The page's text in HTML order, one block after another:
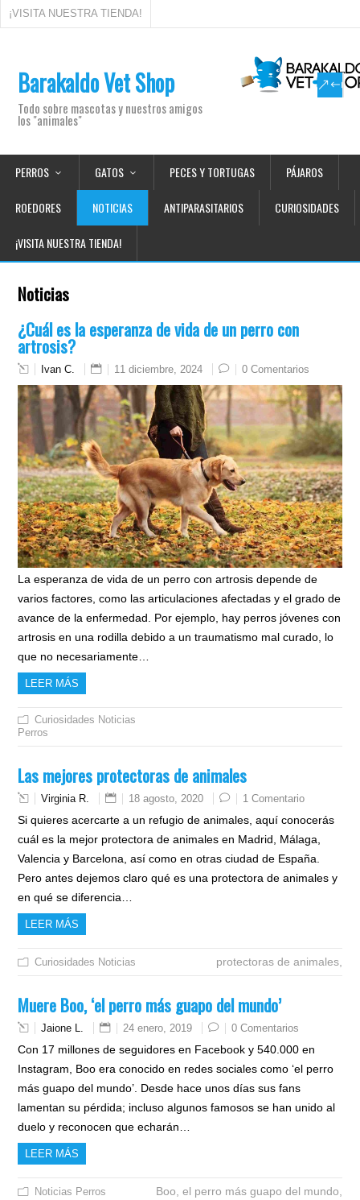
¡VISITA NUESTRA TIENDA!
Barakaldo Vet Shop
Todo sobre mascotas y nuestros amigos
los "animales"
PERROS GATOS PECES Y TORTUGAS PÁJAROS
ROEDORES NOTICIAS ANTIPARASITARIOS CURIOSIDADES
¡VISITA NUESTRA TIENDA!
Noticias
¿Cuál es la esperanza de vida de un perro con
artrosis?
Ivan C. 11 diciembre, 2024 0 Comentarios
La esperanza de vida de un perro con artrosis depende de
varios factores, como las articulaciones afectadas y el grado de
avance de la enfermedad. Por ejemplo, hay perros jóvenes con
artrosis en una rodilla debido a un traumatismo mal curado, lo
que no necesariamente…
LEER MÁS
Curiosidades Noticias
Perros
Las mejores protectoras de animales
Virginia R. 18 agosto, 2020 1 Comentario
Si quieres acercarte a un refugio de animales, aquí conocerás
cuál es la mejor protectora de animales en Madrid, Málaga,
Valencia y Barcelona, así como en otras ciudad de España.
Pero antes dejemos claro qué es una protectora de animales y
en qué se diferencia…
LEER MÁS
Curiosidades Noticias protectoras de animales,
Muere Boo, ‘el perro más guapo del mundo’
Jaione L. 24 enero, 2019 0 Comentarios
Con 17 millones de seguidores en Facebook y 540.000 en
Instagram, Boo era conocido en redes sociales como ‘el perro
más guapo del mundo’. Desde hace unos días sus fans
lamentan su pérdida; incluso algunos famosos se han unido al
duelo y reconocen que echarán…
LEER MÁS
Noticias Perros Boo, el perro más guapo del mundo,